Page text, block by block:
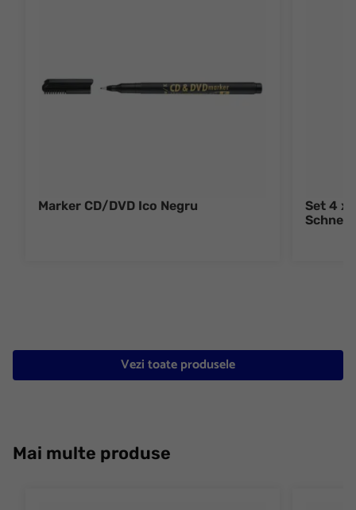
Marker CD/DVD Ico Negru
Set 4 x
Vezi toate produsele
Mai multe produse